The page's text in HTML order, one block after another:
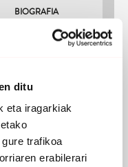
ditu
eta iragarkiak
trafikoa
erabilerari
BIOGRAFIA